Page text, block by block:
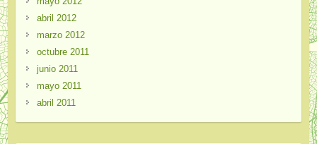
abril 2012
marzo 2012
octubre 2011
junio 2011
mayo 2011
abril 2011